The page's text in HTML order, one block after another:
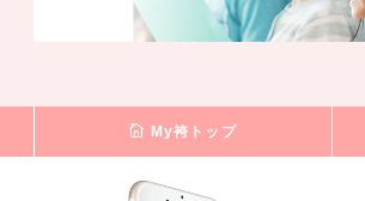
My袴トップ